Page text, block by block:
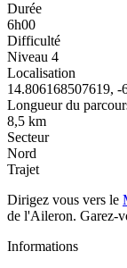
Durée
6h00
Difficulté
Niveau 4
Localisation
14.806168507619, -
Longueur du
8,5 km
Secteur
Nord
Trajet
Dirigez vous vers le
de l'Aileron. Garez-
Informations